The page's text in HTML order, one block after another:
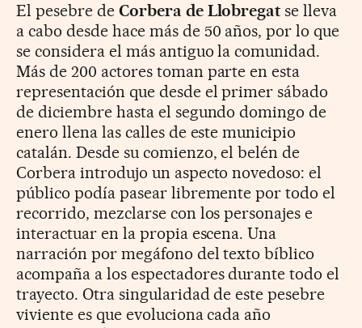
El pesebre de Corbera de Llobregat se lleva
a cabo desde hace más de 50 años, por lo que
se considera el más antiguo la comunidad.
Más de 200 actores toman parte en esta
representación que desde el primer sábado
de diciembre hasta el segundo domingo de
enero llena las calles de este municipio
catalán. Desde su comienzo, el belén de
Corbera introdujo un aspecto novedoso: el
público podía pasear libremente por todo el
recorrido, mezclarse con los personajes e
interactuar en la propia escena. Una
narración por megáfono del texto bíblico
acompaña a los espectadores durante todo el
trayecto. Otra singularidad de este pesebre
viviente es que evoluciona cada año